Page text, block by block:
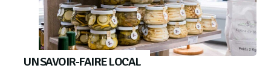
UN SAVOIR-FAIRE LOCAL